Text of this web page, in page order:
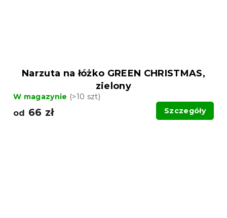
Narzuta na łóżko GREEN CHRISTMAS,
zielony
W magazynie (>10 szt)
od 66 zł Szczegóły